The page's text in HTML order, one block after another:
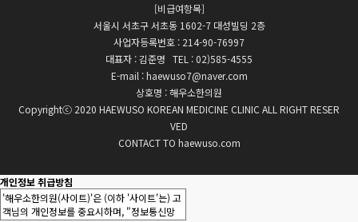
[비급여항목]
서울시 서초구 서초동 1602-7 대성빌딩 2층
사업자등록번호 : 214-90-76997
대표자 : 김준명 TEL : 02)585-4555
E-mail : haewuso7@naver.com
상호명 : 해우소한의원
Copyrightⓒ 2020 HAEWUSO KOREAN MEDICINE CLINIC ALL RIGHT RESER
VED
CONTACT TO haewuso.com
개인정보 취급방침